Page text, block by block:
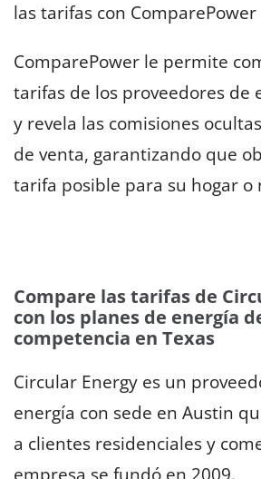
las tarifas con ComparePower
ComparePower le permite
tarifas de los proveedores de
y revela las comisiones
de venta, garantizando que
tarifa posible para su hogar o
Compare las tarifas de
con los planes de energía
competencia en Texas
Circular Energy es un
energía con sede en Austin
a clientes residenciales y